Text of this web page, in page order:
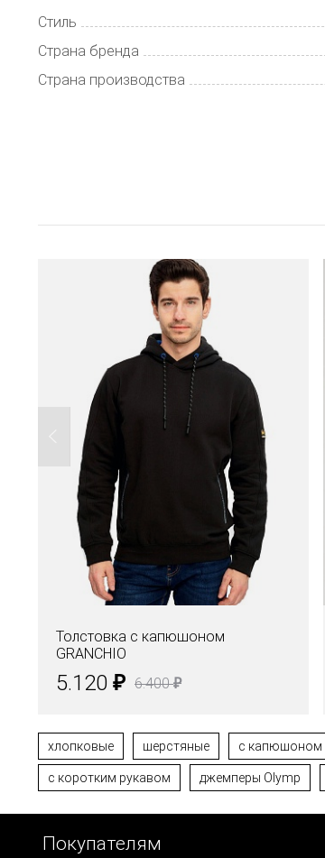
Стиль
Страна бренда
Страна производства
Толстовка с капюшоном
GRANCHIO
5.120 ₽ 6.400₽
хлопковые шерстяные с капюшоном
с коротким рукавом джемперы Olymp
Покупателям